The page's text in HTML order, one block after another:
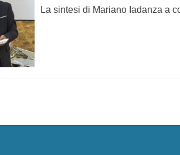
La sintesi di Mariano Iadanza a